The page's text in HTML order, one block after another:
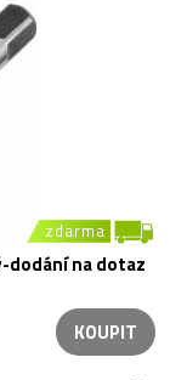
zdarma
dodání na dotaz
KOUPIT